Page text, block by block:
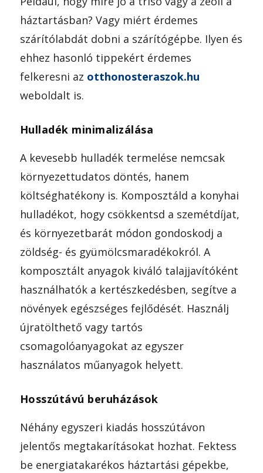
háztartásban? Vagy miért érdemes
szárítólabdát dobni a szárítógépbe. Ilyen és
ehhez hasonló tippekért érdemes
felkeresni az otthonosteraszok.hu
weboldalt is.
Hulladék minimalizálása
A kevesebb hulladék termelése nemcsak
környezettudatos döntés, hanem
költséghatékony is. Komposztáld a konyhai
hulladékot, hogy csökkentsd a szemétdíjat,
és környezetbarát módon gondoskodj a
zöldség- és gyümölcsmaradékokról. A
komposztált anyagok kiváló talajjavítóként
használhatók a kertészkedésben, segítve a
növények egészséges fejlődését. Használj
újratölthető vagy tartós
csomagolóanyagokat az egyszer
használatos műanyagok helyett.
Hosszútávú beruházások
Néhány egyszeri kiadás hosszútávon
jelentős megtakarításokat hozhat. Fektess
be energiatakarékos háztartási gépekbe,